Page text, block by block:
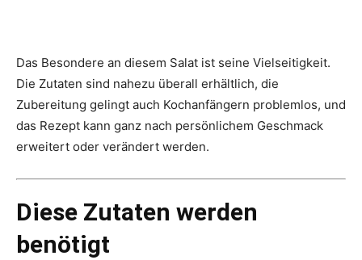
Das Besondere an diesem Salat ist seine Vielseitigkeit.
Die Zutaten sind nahezu überall erhältlich, die
Zubereitung gelingt auch Kochanfängern problemlos, und
das Rezept kann ganz nach persönlichem Geschmack
erweitert oder verändert werden.
Diese Zutaten werden
benötigt